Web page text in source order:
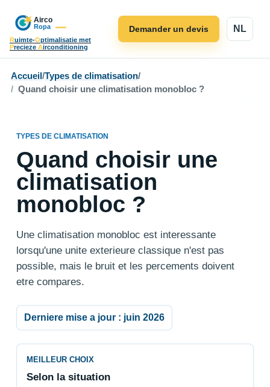
Ruimte-Optimalisatie met
Precieze Airconditioning
NL
Demander un devis
Accueil /Types de climatisation/
Quand choisir une climatisation monobloc ?
TYPES DE CLIMATISATION
Quand choisir une
climatisation
monobloc ?
Une climatisation monobloc est interessante
lorsqu'une unite exterieure classique n'est pas
possible, mais le bruit et les percements doivent
etre compares.
Derniere mise a jour : juin 2026
MEILLEUR CHOIX
Selon la situation